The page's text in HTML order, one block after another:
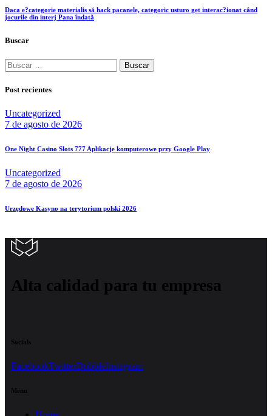
Daca e?categorie materialis să hack pacanele, categoric usturo get interac?ionat când
jocurile din interj Pana îndată
Buscar
Buscar:
Post recientes
Uncategorized
7 de agosto de 2026
One Night Casino Slots 777 Aplikacje komputerowe przy Google Play
Uncategorized
7 de agosto de 2026
Urzędowe Kasyno na terytorium polski 2026
Alta calidad para tu empresa
Socials
FacebookTwitterDribbleInstagram
Menu